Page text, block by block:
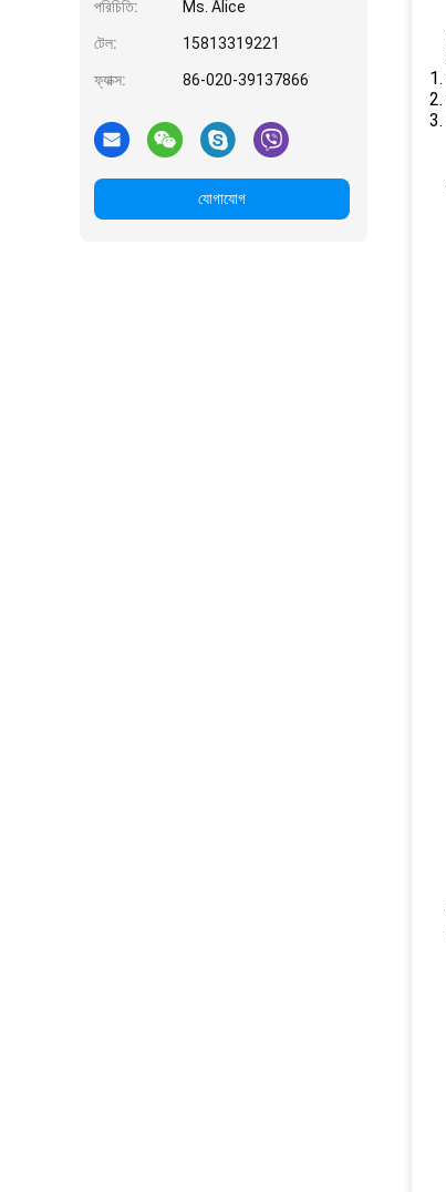
পরিচিতি: Ms. Alice
টেল: 15813319221
ফ্যাক্স: 86-020-39137866
যোগাযোগ